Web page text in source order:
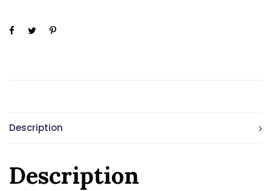
Description
Description